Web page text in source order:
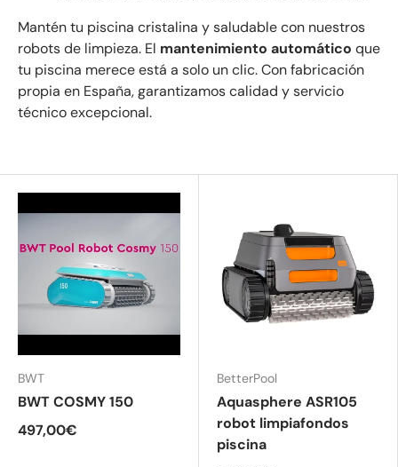
Mantén tu piscina cristalina y saludable con nuestros
robots de limpieza. El mantenimiento automático que
tu piscina merece está a solo un clic. Con fabricación
propia en España, garantizamos calidad y servicio
técnico excepcional.
BWT
BWT COSMY 150
497,00€
BetterPool
Aquasphere ASR105
robot limpiafondos
piscina